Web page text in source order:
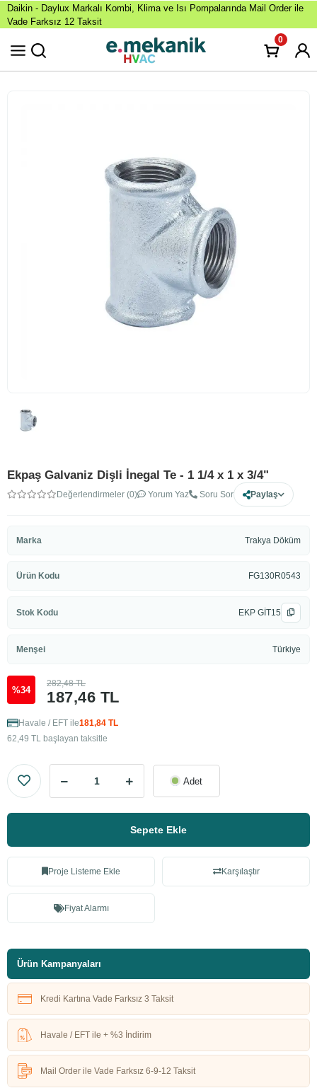
Daikin - Daylux Markalı Kombi, Klima ve Isı Pompalarında Mail Order ile
Vade Farksız 12 Taksit
0
Ekpaş Galvaniz Dişli İnegal Te - 1 1/4 x 1 x 3/4"
Değerlendirmeler (0) Yorum Yaz Soru Sor Paylaş
Marka Trakya Döküm
Ürün Kodu FG130R0543
Stok Kodu EKP GİT15
Menşei Türkiye
%34 187,46 TL
282,48 TL
Havale / EFT ile181,84 TL
62,49 TL başlayan taksitle
Adet
Sepete Ekle
Proje Listeme Ekle Karşılaştır
Fiyat Alarmı
Ürün Kampanyaları
Kredi Kartına Vade Farksız 3 Taksit
Havale / EFT ile + %3 İndirim
Mail Order ile Vade Farksız 6-9-12 Taksit